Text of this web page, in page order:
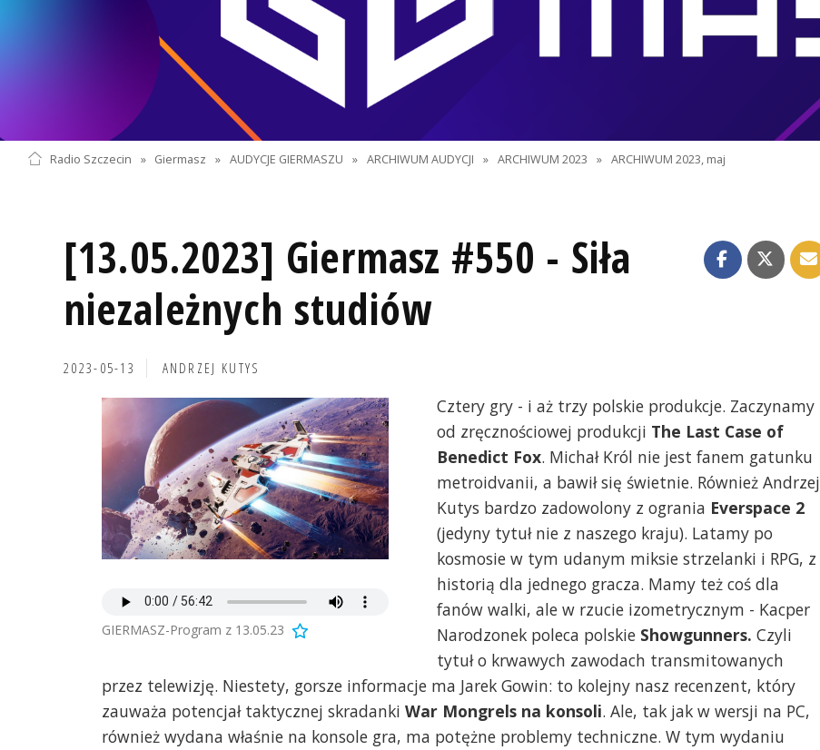
Radio Szczecin » Giermasz » AUDYCJE GIERMASZU » ARCHIWUM AUDYCJI » ARCHIWUM 2023 » ARCHIWUM 2023, maj
[13.05.2023] Giermasz #550 - Siła
niezależnych studiów
2023-05-13 ANDRZEJ KUTYS
GIERMASZ-Program z 13.05.23
Cztery gry - i aż trzy polskie produkcje. Zaczynamy
od zręcznościowej produkcji The Last Case of
Benedict Fox. Michał Król nie jest fanem gatunku
metroidvanii, a bawił się świetnie. Również Andrzej
Kutys bardzo zadowolony z ogrania Everspace 2
(jedyny tytuł nie z naszego kraju). Latamy po
kosmosie w tym udanym miksie strzelanki i RPG, z
historią dla jednego gracza. Mamy też coś dla
fanów walki, ale w rzucie izometrycznym - Kacper
Narodzonek poleca polskie Showgunners. Czyli
tytuł o krwawych zawodach transmitowanych
przez telewizję. Niestety, gorsze informacje ma Jarek Gowin: to kolejny nasz recenzent, który
zauważa potencjał taktycznej skradanki War Mongrels na konsoli. Ale, tak jak w wersji na PC,
również wydana właśnie na konsole gra, ma potężne problemy techniczne. W tym wydaniu